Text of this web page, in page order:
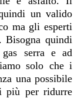
un valido
ma gli esperti
Bisogna quindi
serra e ad
solo che i
una possibile
più per ridurre